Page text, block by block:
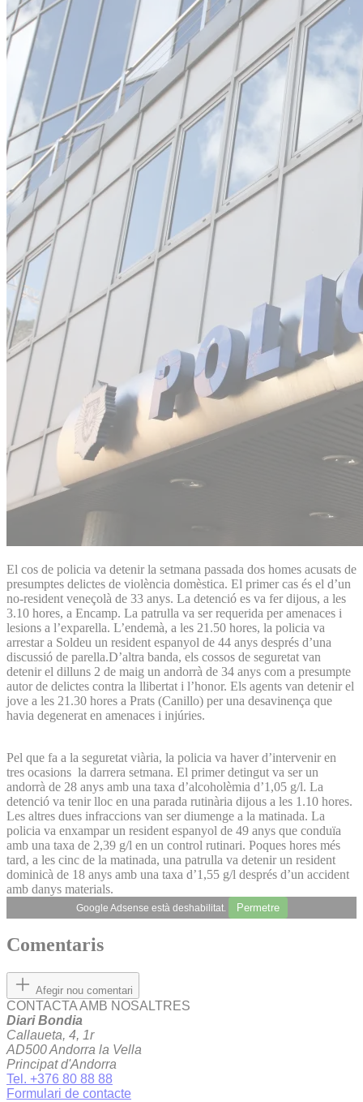
El cos de policia va detenir la setmana passada dos homes acusats de
presumptes delictes de violència domèstica. El primer cas és el d’un
no-resident veneçolà de 33 anys. La detenció es va fer dijous, a les
3.10 hores, a Encamp. La patrulla va ser requerida per amenaces i
lesions a l’exparella. L’endemà, a les 21.50 hores, la policia va
arrestar a Soldeu un resident espanyol de 44 anys després d’una
discussió de parella.D’altra banda, els cossos de seguretat van
detenir el dilluns 2 de maig un andorrà de 34 anys com a presumpte
autor de delictes contra la llibertat i l’honor. Els agents van detenir el
jove a les 21.30 hores a Prats (Canillo) per una des­avinença que
havia degenerat en amenaces i injúries.
Pel que fa a la seguretat viària, la policia va haver d’intervenir en
tres ocasions la darrera setmana. El primer detingut va ser un
andorrà de 28 anys amb una taxa d’alcoholèmia d’1,05 g/l. La
detenció va tenir lloc en una parada rutinària dijous a les 1.10 hores.
Les altres dues infraccions van ser diumenge a la matinada. La
policia va enxampar un resident espanyol de 49 anys que conduïa
amb una taxa de 2,39 g/l en un control rutinari. Poques hores més
tard, a les cinc de la matinada, una patrulla va detenir un resident
dominicà de 18 anys amb una taxa d’1,55 g/l després d’un accident
amb danys materials.
Google Adsense està deshabilitat. Permetre
Comentaris
Afegir nou comentari
CONTACTA AMB NOSALTRES
Diari Bondia
Callaueta, 4, 1r
AD500 Andorra la Vella
Principat d'Andorra
Tel. +376 80 88 88
Formulari de contacte